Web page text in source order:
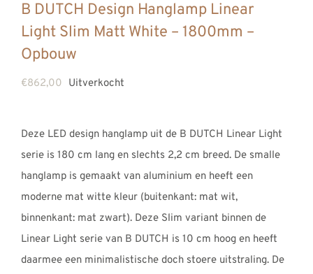
B DUTCH Design Hanglamp Linear
Light Slim Matt White – 1800mm –
Opbouw
€862,00 Uitverkocht
Deze LED design hanglamp uit de B DUTCH Linear Light
serie is 180 cm lang en slechts 2,2 cm breed. De smalle
hanglamp is gemaakt van aluminium en heeft een
moderne mat witte kleur (buitenkant: mat wit,
binnenkant: mat zwart). Deze Slim variant binnen de
Linear Light serie van B DUTCH is 10 cm hoog en heeft
daarmee een minimalistische doch stoere uitstraling. De